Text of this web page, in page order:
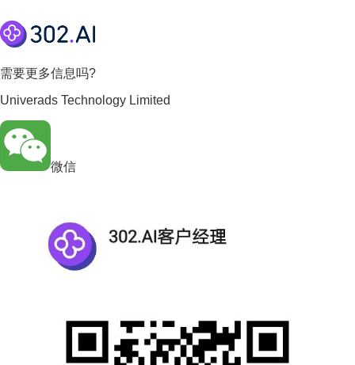
需要更多信息吗?
Univerads Technology Limited
微信